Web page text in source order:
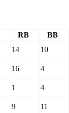
RB BB
14 10
16 4
1 4
9 11